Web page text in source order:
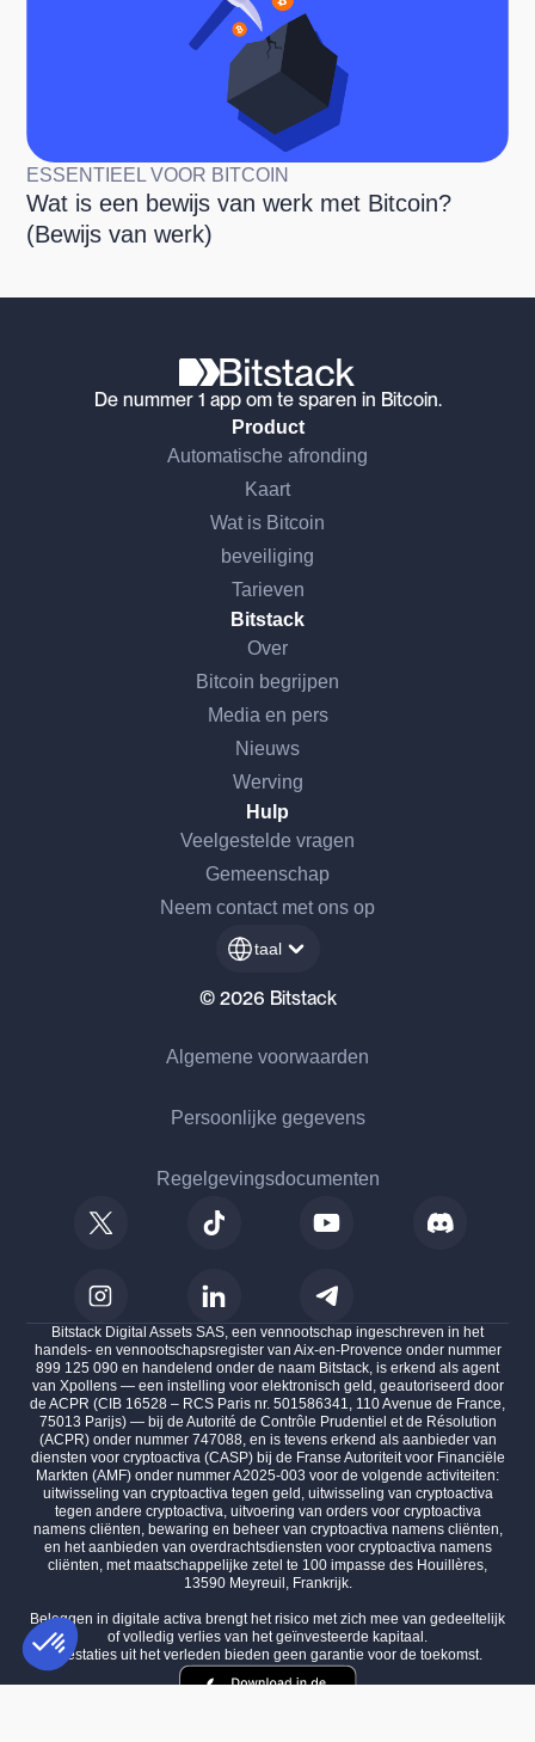
ESSENTIEEL VOOR BITCOIN
Wat is een bewijs van werk met Bitcoin?
(Bewijs van werk)
De nummer 1 app om te sparen in Bitcoin.
Product
Automatische afronding
Kaart
Wat is Bitcoin
beveiliging
Tarieven
Bitstack
Over
Bitcoin begrijpen
Media en pers
Nieuws
Werving
Hulp
Veelgestelde vragen
Gemeenschap
Neem contact met ons op
taal
© 2026 Bitstack
Algemene voorwaarden
Persoonlijke gegevens
Regelgevingsdocumenten
Bitstack Digital Assets SAS, een vennootschap ingeschreven in het
handels- en vennootschapsregister van Aix-en-Provence onder nummer
899 125 090 en handelend onder de naam Bitstack, is erkend als agent
van Xpollens — een instelling voor elektronisch geld, geautoriseerd door
de ACPR (CIB 16528 – RCS Paris nr. 501586341, 110 Avenue de France,
75013 Parijs) — bij de Autorité de Contrôle Prudentiel et de Résolution
(ACPR) onder nummer 747088, en is tevens erkend als aanbieder van
diensten voor cryptoactiva (CASP) bij de Franse Autoriteit voor Financiële
Markten (AMF) onder nummer A2025-003 voor de volgende activiteiten:
uitwisseling van cryptoactiva tegen geld, uitwisseling van cryptoactiva
tegen andere cryptoactiva, uitvoering van orders voor cryptoactiva
namens cliënten, bewaring en beheer van cryptoactiva namens cliënten,
en het aanbieden van overdrachtsdiensten voor cryptoactiva namens
cliënten, met maatschappelijke zetel te 100 impasse des Houillères,
13590 Meyreuil, Frankrijk.
Beleggen in digitale activa brengt het risico met zich mee van gedeeltelijk
of volledig verlies van het geïnvesteerde kapitaal.
Prestaties uit het verleden bieden geen garantie voor de toekomst.